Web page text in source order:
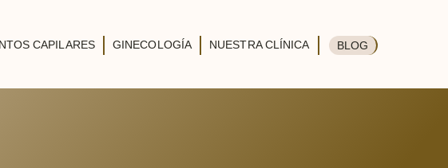
CAPILARES GINECOLOGÍA NUESTRA CLÍNICA BLOG